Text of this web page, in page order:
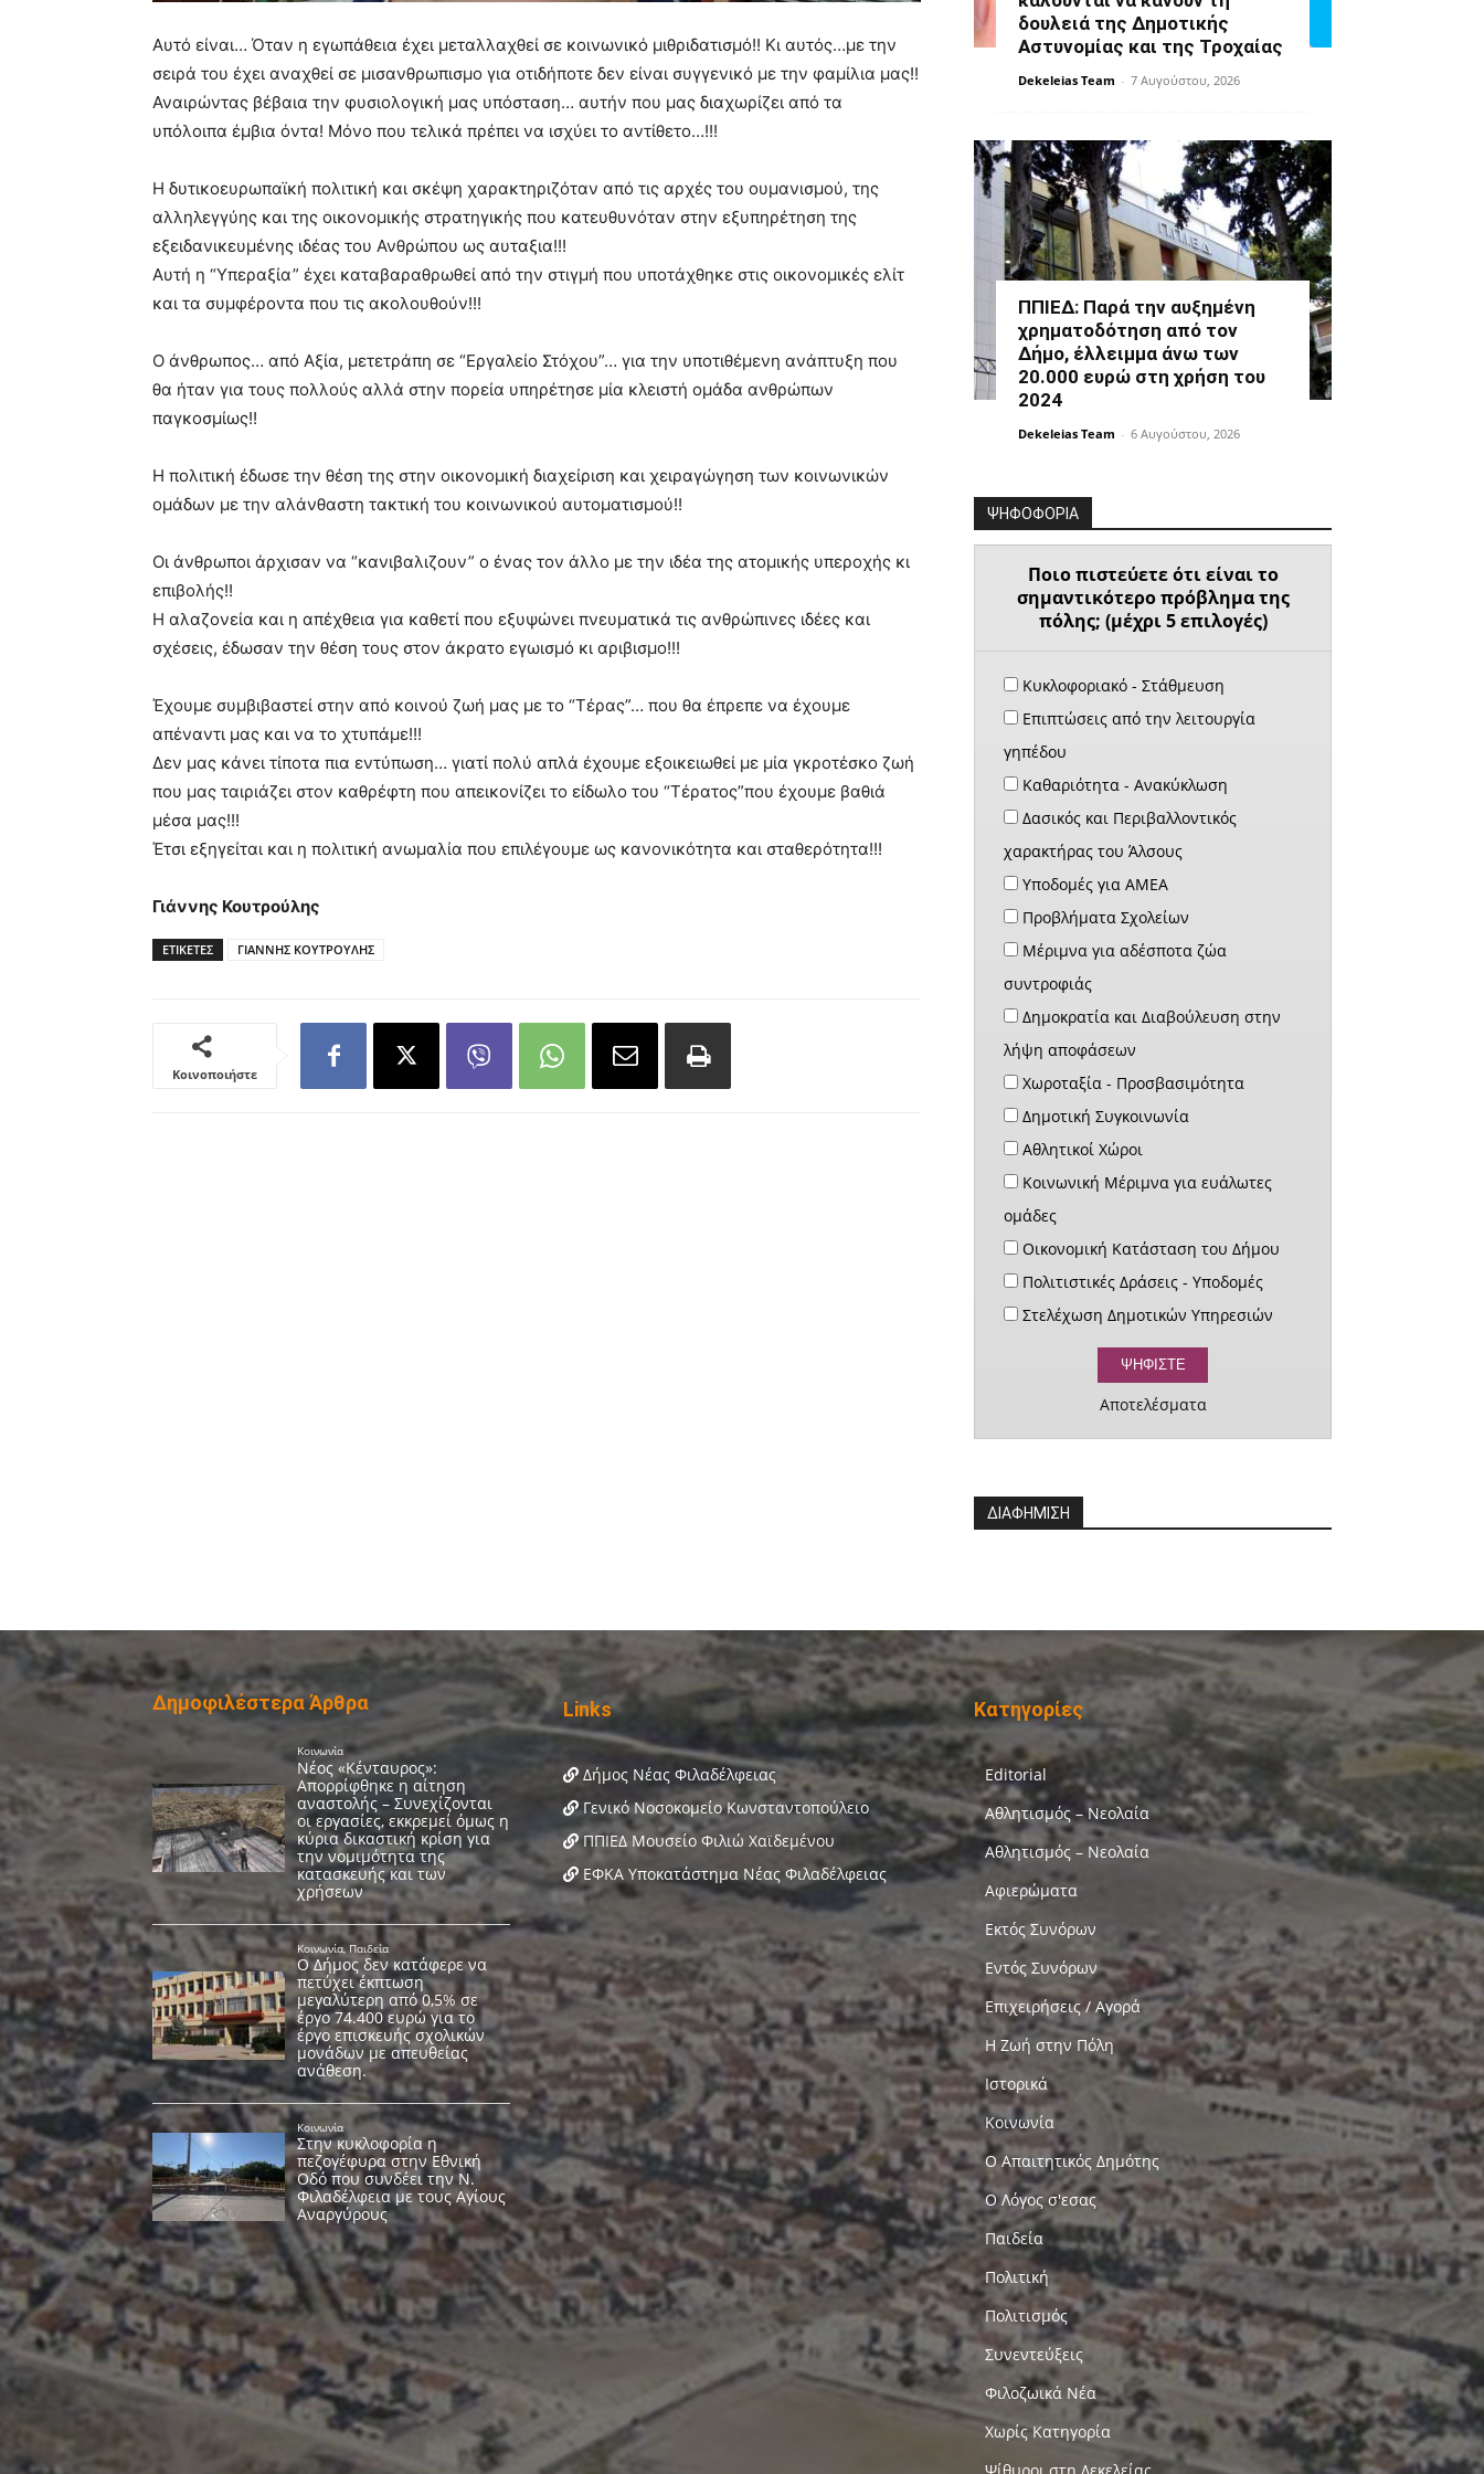
Αυτό είναι… Όταν η εγωπάθεια έχει μεταλλαχθεί σε κοινωνικό μιθριδατισμό!! Κι αυτός…με την
σειρά του έχει αναχθεί σε μισανθρωπισμο για οτιδήποτε δεν είναι συγγενικό με την φαμίλια μας!!
Αναιρώντας βέβαια την φυσιολογική μας υπόσταση… αυτήν που μας διαχωρίζει από τα
υπόλοιπα έμβια όντα! Μόνο που τελικά πρέπει να ισχύει το αντίθετο…!!!
Η δυτικοευρωπαϊκή πολιτική και σκέψη χαρακτηριζόταν από τις αρχές του ουμανισμού, της
αλληλεγγύης και της οικονομικής στρατηγικής που κατευθυνόταν στην εξυπηρέτηση της
εξειδανικευμένης ιδέας του Ανθρώπου ως αυταξια!!!
Αυτή η “Υπεραξία” έχει καταβαραθρωθεί από την στιγμή που υποτάχθηκε στις οικονομικές ελίτ
και τα συμφέροντα που τις ακολουθούν!!!
Ο άνθρωπος… από Αξία, μετετράπη σε “Εργαλείο Στόχου”… για την υποτιθέμενη ανάπτυξη που
θα ήταν για τους πολλούς αλλά στην πορεία υπηρέτησε μία κλειστή ομάδα ανθρώπων
παγκοσμίως!!
Η πολιτική έδωσε την θέση της στην οικονομική διαχείριση και χειραγώγηση των κοινωνικών
ομάδων με την αλάνθαστη τακτική του κοινωνικού αυτοματισμού!!
Οι άνθρωποι άρχισαν να “κανιβαλιζουν” ο ένας τον άλλο με την ιδέα της ατομικής υπεροχής κι
επιβολής!!
Η αλαζονεία και η απέχθεια για καθετί που εξυψώνει πνευματικά τις ανθρώπινες ιδέες και
σχέσεις, έδωσαν την θέση τους στον άκρατο εγωισμό κι αριβισμο!!!
Έχουμε συμβιβαστεί στην από κοινού ζωή μας με το “Τέρας”… που θα έπρεπε να έχουμε
απέναντι μας και να το χτυπάμε!!!
Δεν μας κάνει τίποτα πια εντύπωση… γιατί πολύ απλά έχουμε εξοικειωθεί με μία γκροτέσκο ζωή
που μας ταιριάζει στον καθρέφτη που απεικονίζει το είδωλο του “Τέρατος”που έχουμε βαθιά
μέσα μας!!!
Έτσι εξηγείται και η πολιτική ανωμαλία που επιλέγουμε ως κανονικότητα και σταθερότητα!!!
Γιάννης Κουτρούλης
ΕΤΙΚΕΤΕΣ ΓΙΑΝΝΗΣ ΚΟΥΤΡΟΥΛΗΣ
Κοινοποιήστε
δουλειά της Δημοτικής
Αστυνομίας και της Τροχαίας
Dekeleias Team - 7 Αυγούστου, 2026
ΠΠΙΕΔ: Παρά την αυξημένη
χρηματοδότηση από τον
Δήμο, έλλειμμα άνω των
20.000 ευρώ στη χρήση του
2024
Dekeleias Team - 6 Αυγούστου, 2026
ΨΗΦΟΦΟΡΙΑ
Ποιο πιστεύετε ότι είναι το
σημαντικότερο πρόβλημα της
πόλης; (μέχρι 5 επιλογές)
Κυκλοφοριακό - Στάθμευση
Επιπτώσεις από την λειτουργία
γηπέδου
Καθαριότητα - Ανακύκλωση
Δασικός και Περιβαλλοντικός
χαρακτήρας του Άλσους
Υποδομές για ΑΜΕΑ
Προβλήματα Σχολείων
Μέριμνα για αδέσποτα ζώα
συντροφιάς
Δημοκρατία και Διαβούλευση στην
λήψη αποφάσεων
Χωροταξία - Προσβασιμότητα
Δημοτική Συγκοινωνία
Αθλητικοί Χώροι
Κοινωνική Μέριμνα για ευάλωτες
ομάδες
Οικονομική Κατάσταση του Δήμου
Πολιτιστικές Δράσεις - Υποδομές
Στελέχωση Δημοτικών Υπηρεσιών
Αποτελέσματα
ΔΙΑΦΗΜΙΣΗ
Δημοφιλέστερα Άρθρα Links
Δήμος Νέας Φιλαδέλφειας
Γενικό Νοσοκομείο Κωνσταντοπούλειο
ΠΠΙΕΔ Μουσείο Φιλιώ Χαϊδεμένου
ΕΦΚΑ Υποκατάστημα Νέας Φιλαδέλφειας
Κατηγορίες
Editorial
Αθλητισμός – Νεολαία
Αθλητισμός – Νεολαία
Αφιερώματα
Εκτός Συνόρων
Εντός Συνόρων
Επιχειρήσεις / Αγορά
Η Ζωή στην Πόλη
Ιστορικά
Κοινωνία
Ο Απαιτητικός Δημότης
Ο Λόγος σ'εσας
Παιδεία
Πολιτική
Πολιτισμός
Συνεντεύξεις
Φιλοζωικά Νέα
Χωρίς Κατηγορία